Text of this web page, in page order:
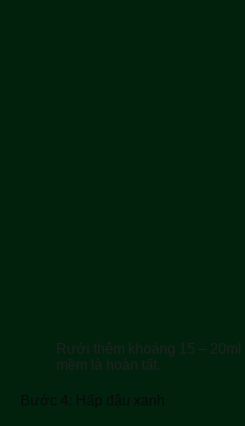
Rưới thêm khoảng 15 –
mềm là hoàn tất.
Bước 4: Hấp đậu xanh